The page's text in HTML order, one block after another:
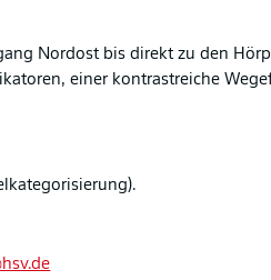
Nordost bis direkt zu den
einer kontrastreiche